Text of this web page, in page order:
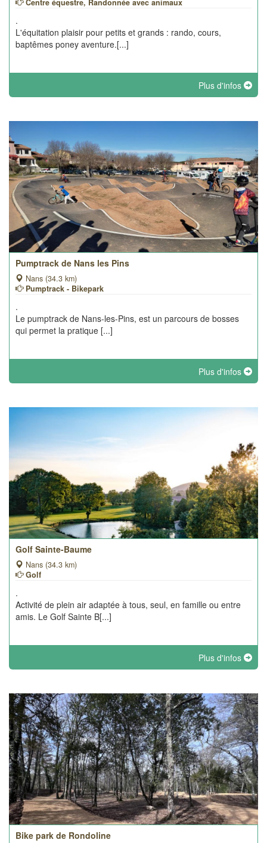
Centre équestre, Randonnée avec animaux
.
L'équitation plaisir pour petits et grands : rando, cours,
baptêmes poney aventure.[...]
Plus d'infos
Pumptrack de Nans les Pins
Nans (34.3 km)
Pumptrack - Bikepark
.
Le pumptrack de Nans-les-Pins, est un parcours de bosses
qui permet la pratique [...]
Plus d'infos
Golf Sainte-Baume
Nans (34.3 km)
Golf
.
Activité de plein air adaptée à tous, seul, en famille ou entre
amis. Le Golf Sainte B[...]
Plus d'infos
Bike park de Rondoline